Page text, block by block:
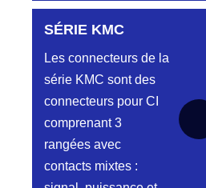
Aucune pièce disponible
SÉRIE KMC
Les connecteurs de la
série KMC sont des
connecteurs pour CI
comprenant 3
rangées avec
contacts mixtes :